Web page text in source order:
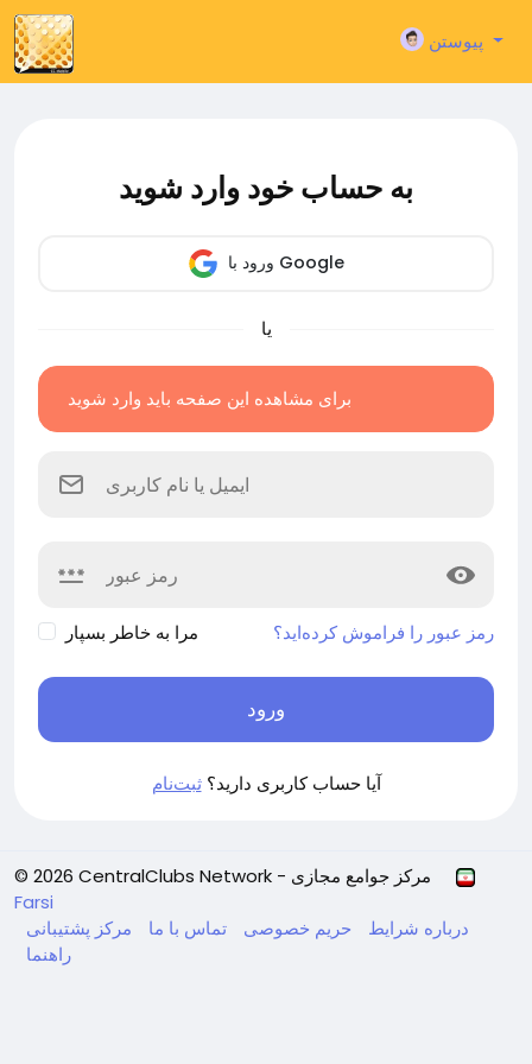
پیوستن
به حساب خود وارد شوید
ورود با Google
یا
برای مشاهده این صفحه باید وارد شوید
مرا به خاطر بسپار رمز عبور را فراموش کرده‌اید؟
ورود
آیا حساب کاربری دارید؟ثبت‌نام
© 2026 CentralClubs Network - مرکز جوامع مجازی
Farsi
درباره شرایط حریم خصوصی تماس با ما
مرکز پشتیبانی
راهنما